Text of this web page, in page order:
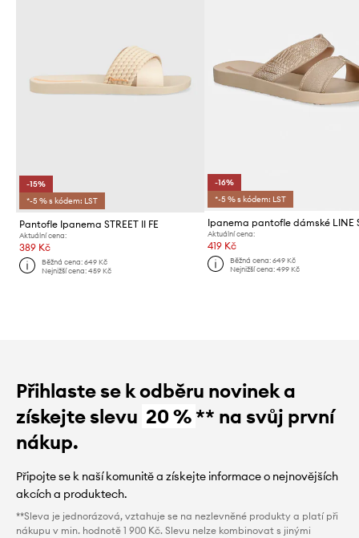
-15%
*-5 % s kódem: LST
Pantofle Ipanema STREET II FE
Aktuální cena:
389 Kč
Běžná cena:649 Kč
Nejnižší cena:459 Kč
-16%
*-5 % s kódem: LST
Aktuální cena:
419 Kč
Běžná cena: 649 Kč
Nejnižší cena: 499 Kč
Přihlaste se k odběru novinek a
získejte slevu 20 %** na svůj první
nákup.
Připojte se k naší komunitě a získejte informace o nejnovějších
akcích a produktech.
**Sleva je jednorázová, vztahuje se na nezlevněné produkty a platí při
nákupu v min. hodnotě 1 900 Kč. Slevu nelze kombinovat s jinými